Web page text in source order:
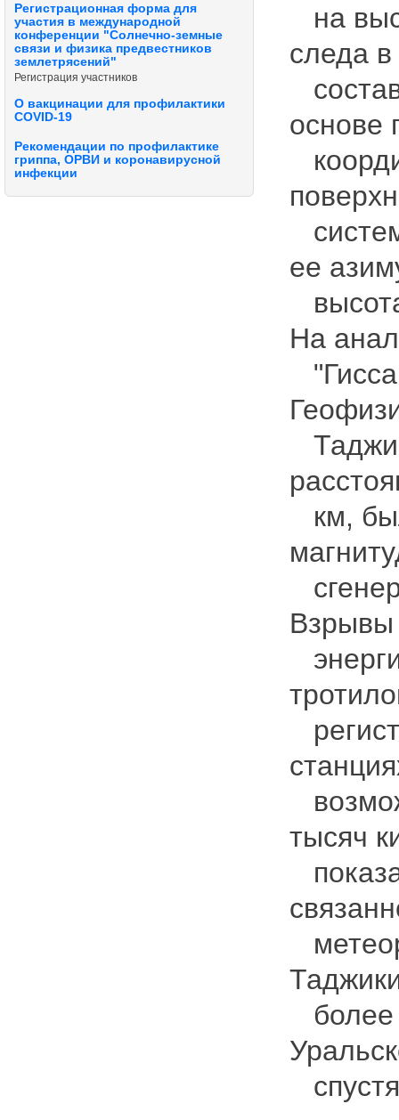
Регистрационная форма для
участия в международной
конференции "Солнечно-земные
связи и физика предвестников
землетрясений"
Регистрация участников
О вакцинации для профилактики
COVID-19
Рекомендации по профилактике
гриппа, ОРВИ и коронавирусной
инфекции
на
следа
основе
ее
На
км,
Взрывы
тысяч
более